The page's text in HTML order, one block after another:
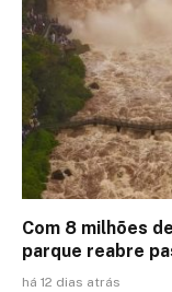
Com 8 milhões
parque reabre
há 12 dias atrás